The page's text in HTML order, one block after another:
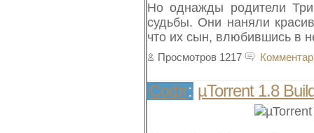
Но однажды родители
судьбы. Они наняли
что их сын, влюбившись в
Просмотров 1217
Софт: µTorrent 1.8